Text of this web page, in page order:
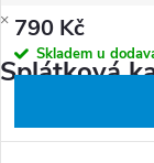
790 Kč
Skladem u
×
Splátková